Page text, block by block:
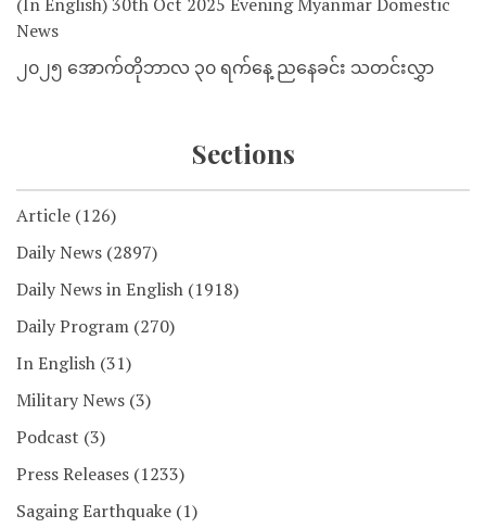
News
၂၀၂၅ အောက်တိုဘာလ ၃၀ ရက်နေ့ ညနေခင်း သတင်းလွှာ
Sections
Article (126)
Daily News (2897)
Daily News in English (1918)
Daily Program (270)
In English (31)
Military News (3)
Podcast (3)
Press Releases (1233)
Sagaing Earthquake (1)